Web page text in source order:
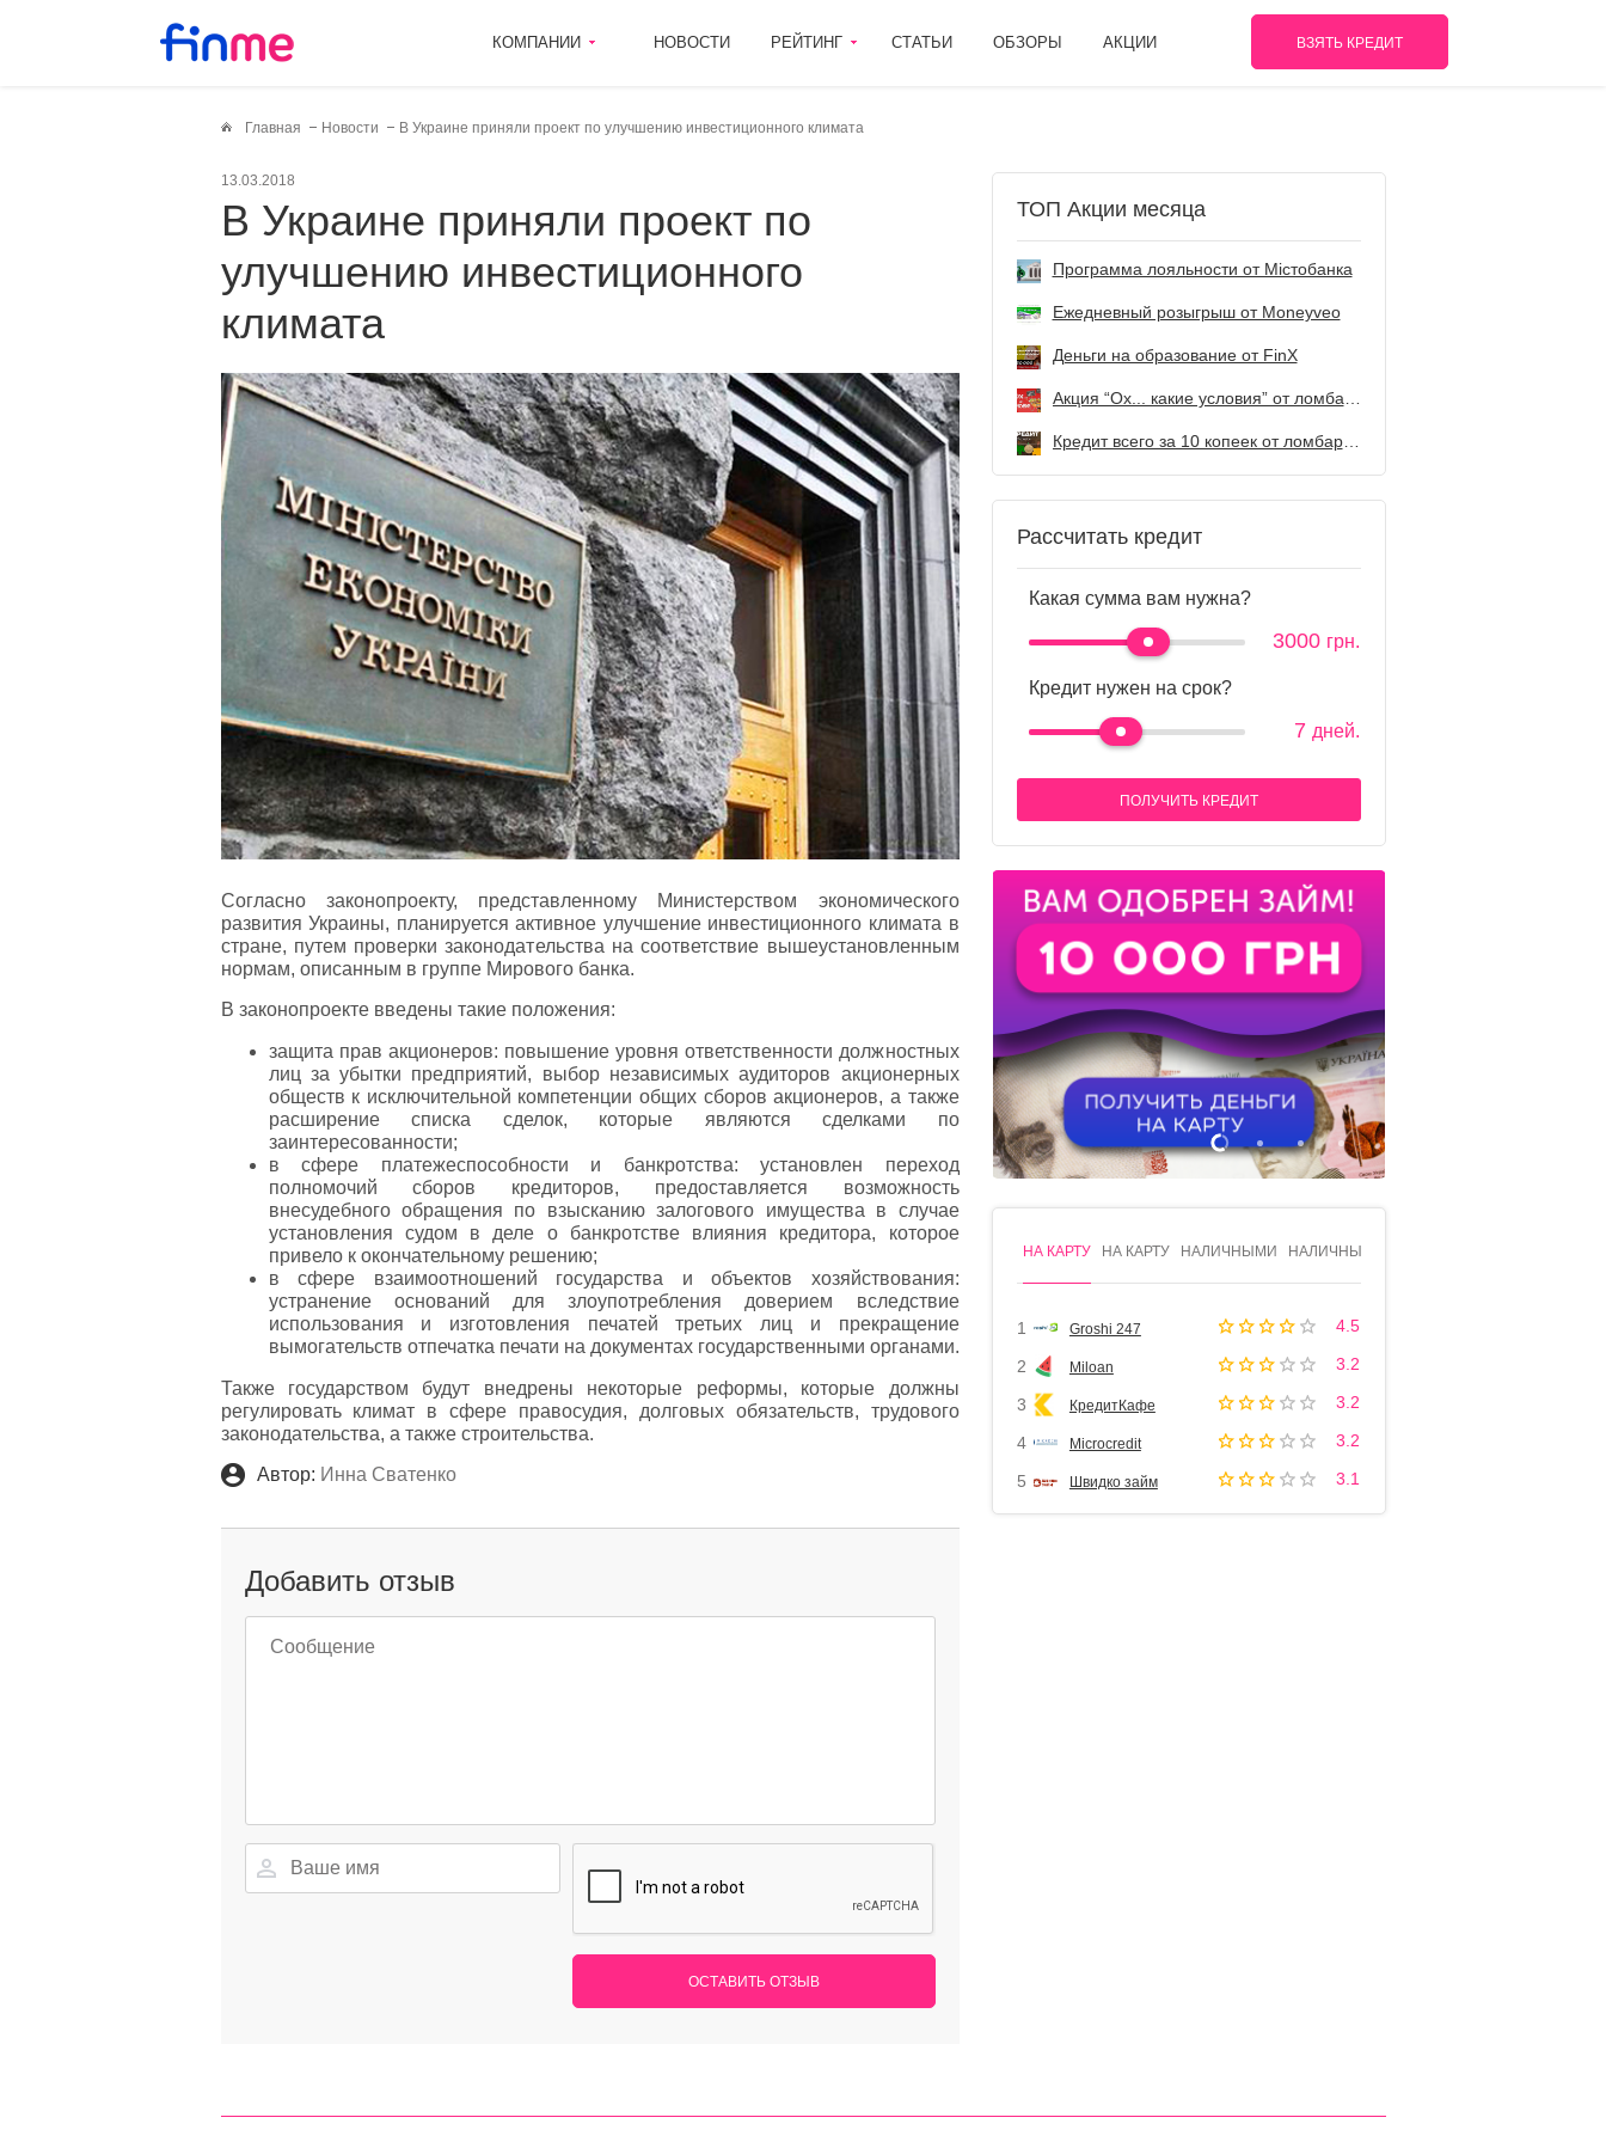
КОМПАНИИ НОВОСТИ РЕЙТИНГ СТАТЬИ ОБЗОРЫ АКЦИИ ВЗЯТЬ КРЕДИТ
Главная Новости В Украине приняли проект по улучшению инвестиционного климата
13.03.2018
В Украине приняли проект по
улучшению инвестиционного
климата
Согласно законопроекту, представленному Министерством экономического
развития Украины, планируется активное улучшение инвестиционного климата в
стране, путем проверки законодательства на соответствие вышеустановленным
нормам, описанным в группе Мирового банка.
В законопроекте введены такие положения:
защита прав акционеров: повышение уровня ответственности должностных
лиц за убытки предприятий, выбор независимых аудиторов акционерных
обществ к исключительной компетенции общих сборов акционеров, а также
расширение списка сделок, которые являются сделками по
заинтересованности;
в сфере платежеспособности и банкротства: установлен переход
полномочий сборов кредиторов, предоставляется возможность
внесудебного обращения по взысканию залогового имущества в случае
установления судом в деле о банкротстве влияния кредитора, которое
привело к окончательному решению;
в сфере взаимоотношений государства и объектов хозяйствования:
устранение оснований для злоупотребления доверием вследствие
использования и изготовления печатей третьих лиц и прекращение
вымогательств отпечатка печати на документах государственными органами.
Также государством будут внедрены некоторые реформы, которые должны
регулировать климат в сфере правосудия, долговых обязательств, трудового
законодательства, а также строительства.
Автор: Инна Сватенко
Добавить отзыв
ОСТАВИТЬ ОТЗЫВ
ТОП Акции месяца
Программа лояльности от Містобанка
Ежедневный розыгрыш от Мoneyveo
Деньги на образование от FinX
Кредит всего за 10 копеек от ломбарда Первый
Рассчитать кредит
Какая сумма вам нужна?
3000 грн.
Кредит нужен на срок?
7 дней.
ПОЛУЧИТЬ КРЕДИТ
1 2 3 4
НА КАРТУ НА КАРТУ НАЛИЧНЫМИ НАЛИЧНЫМИ
1 Groshi 247 4.5
2 Miloan 3.2
3 КредитКафе 3.2
4 Microcredit 3.2
5 Швидко займ 3.1